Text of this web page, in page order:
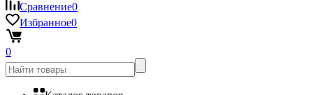
Сравнение0
Избранное0
0